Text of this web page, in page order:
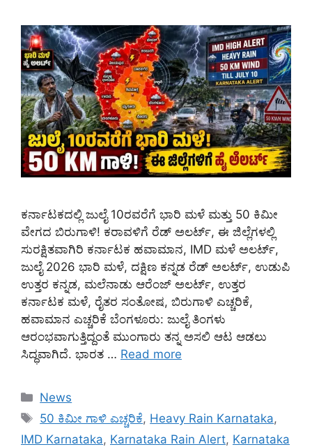
ಕರ್ನಾಟಕದಲ್ಲಿ ಜುಲೈ 10ರವರೆಗೆ ಭಾರಿ ಮಳೆ ಮತ್ತು 50 ಕಿಮೀ
ವೇಗದ ಬಿರುಗಾಳಿ! ಕರಾವಳಿಗೆ ರೆಡ್ ಅಲರ್ಟ್, ಈ ಜಿಲ್ಲೆಗಳಲ್ಲಿ
ಸುರಕ್ಷಿತವಾಗಿರಿ ಕರ್ನಾಟಕ ಹವಾಮಾನ, IMD ಮಳೆ ಅಲರ್ಟ್,
ಜುಲೈ 2026 ಭಾರಿ ಮಳೆ, ದಕ್ಷಿಣ ಕನ್ನಡ ರೆಡ್ ಅಲರ್ಟ್, ಉಡುಪಿ
ಉತ್ತರ ಕನ್ನಡ, ಮಲೆನಾಡು ಆರೆಂಜ್ ಅಲರ್ಟ್, ಉತ್ತರ
ಕರ್ನಾಟಕ ಮಳೆ, ರೈತರ ಸಂತೋಷ, ಬಿರುಗಾಳಿ ಎಚ್ಚರಿಕೆ,
ಹವಾಮಾನ ಎಚ್ಚರಿಕೆ ಬೆಂಗಳೂರು: ಜುಲೈ ತಿಂಗಳು
ಆರಂಭವಾಗುತ್ತಿದ್ದಂತೆ ಮುಂಗಾರು ತನ್ನ ಅಸಲಿ ಆಟ ಆಡಲು
ಸಿದ್ಧವಾಗಿದೆ. ಭಾರತ … Read more
Categories
News
Tags
50 ಕಿಮೀ ಗಾಳಿ ಎಚ್ಚರಿಕೆ, Heavy Rain Karnataka,
IMD Karnataka, Karnataka Rain Alert, Karnataka